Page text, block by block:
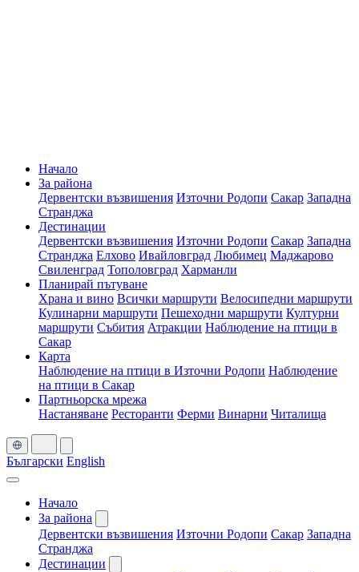
Начало
За района
Дервентски възвишения Източни Родопи Сакар Западна
Странджа
Дестинации
Дервентски възвишения Източни Родопи Сакар Западна
Странджа Елхово Ивайловград Любимец Маджарово
Свиленград Тополовград Харманли
Планирай пътуване
Храна и вино Всички маршрути Велосипедни маршрути
Кулинарни маршрути Пешеходни маршрути Културни
маршрути Събития Атракции Наблюдение на птици в
Сакар
Карта
Наблюдение на птици в Източни Родопи Наблюдение
на птици в Сакар
Партньорска мрежа
Настаняване Ресторанти Ферми Винарни Читалища
Български English
Начало
За района
Дервентски възвишения Източни Родопи Сакар Западна
Странджа
Дестинации